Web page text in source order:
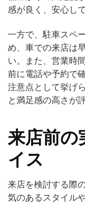
感が良く、安心し
一方で、駐車スペ
め、車での来店は
い。また、営業時
前に電話や予約で
注意点として挙げ
と満足感の高さが
来店前の
イス
来店を検討する際
気のあるスタイル